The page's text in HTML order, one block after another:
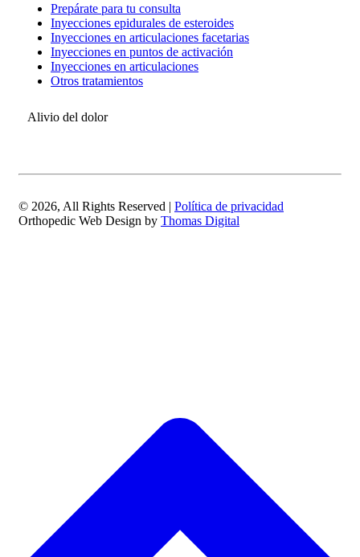
Prepárate para tu consulta
Inyecciones epidurales de esteroides
Inyecciones en articulaciones facetarias
Inyecciones en puntos de activación
Inyecciones en articulaciones
Otros tratamientos
Alivio del dolor
© 2026, All Rights Reserved | Política de privacidad
Orthopedic Web Design by Thomas Digital